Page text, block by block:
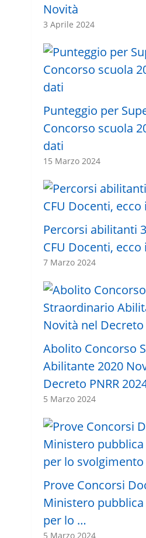
Novità
3 Aprile 2024
Punteggio per
Concorso scuola
dati
15 Marzo 2024
Percorsi abilitanti
CFU Docenti,
7 Marzo 2024
Abolito Concorso
Abilitante 2020
Decreto PNRR
5 Marzo 2024
Prove Concorsi
Ministero
per lo …
5 Marzo 2024